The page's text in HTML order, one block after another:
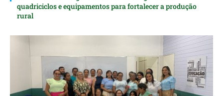
quadriciclos e equipamentos para fortalecer a produção
rural